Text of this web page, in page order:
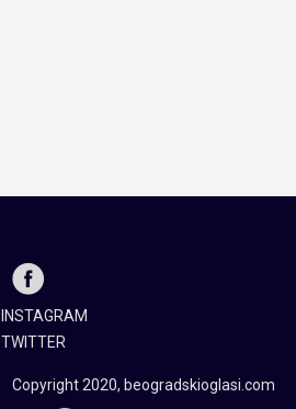
INSTAGRAM
TWITTER
Copyright 2020, beogradskioglasi.com